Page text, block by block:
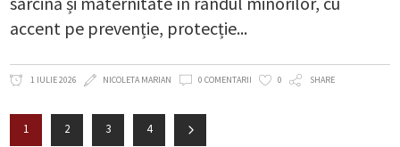
accent pe prevenție, protecție
1 IULIE 2026 NICOLETA MARIAN 0 COMENTARII 0 SHARE
1 2 3 4